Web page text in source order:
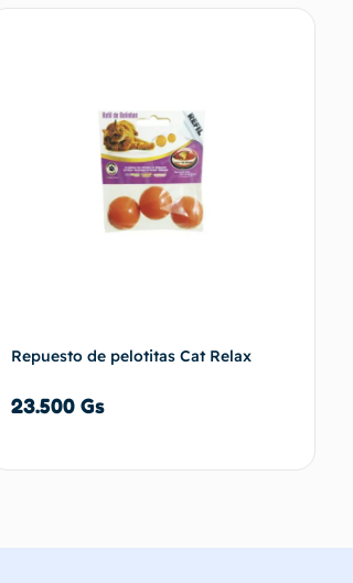
Repuesto de pelotitas Cat Relax
23.500 Gs